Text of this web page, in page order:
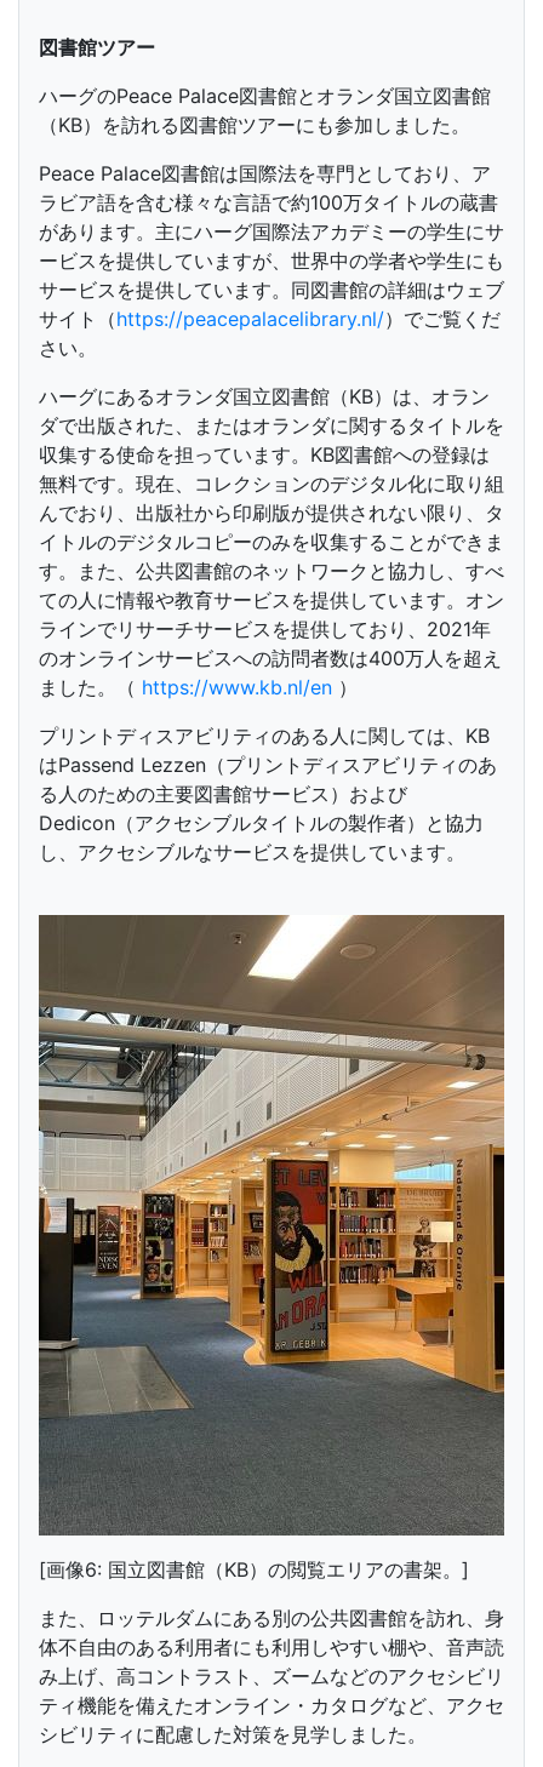
図書館ツアー
ハーグのPeace Palace図書館とオランダ国立図書館
（KB）を訪れる図書館ツアーにも参加しました。
Peace Palace図書館は国際法を専門としており、ア
ラビア語を含む様々な言語で約100万タイトルの蔵書
があります。主にハーグ国際法アカデミーの学生にサ
ービスを提供していますが、世界中の学者や学生にも
サービスを提供しています。同図書館の詳細はウェブ
サイト（https://peacepalacelibrary.nl/）でご覧くだ
さい。
ハーグにあるオランダ国立図書館（KB）は、オラン
ダで出版された、またはオランダに関するタイトルを
収集する使命を担っています。KB図書館への登録は
無料です。現在、コレクションのデジタル化に取り組
んでおり、出版社から印刷版が提供されない限り、タ
イトルのデジタルコピーのみを収集することができま
す。また、公共図書館のネットワークと協力し、すべ
ての人に情報や教育サービスを提供しています。オン
ラインでリサーチサービスを提供しており、2021年
のオンラインサービスへの訪問者数は400万人を超え
ました。（ https://www.kb.nl/en ）
プリントディスアビリティのある人に関しては、KB
はPassend Lezzen（プリントディスアビリティのあ
る人のための主要図書館サービス）および
Dedicon（アクセシブルタイトルの製作者）と協力
し、アクセシブルなサービスを提供しています。
[画像6: 国立図書館（KB）の閲覧エリアの書架。]
また、ロッテルダムにある別の公共図書館を訪れ、身
体不自由のある利用者にも利用しやすい棚や、音声読
み上げ、高コントラスト、ズームなどのアクセシビリ
ティ機能を備えたオンライン・カタログなど、アクセ
シビリティに配慮した対策を見学しました。